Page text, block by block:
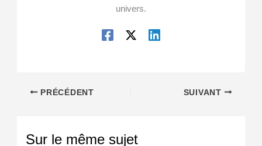
univers.
PRÉCÉDENT SUIVANT
Sur le même sujet